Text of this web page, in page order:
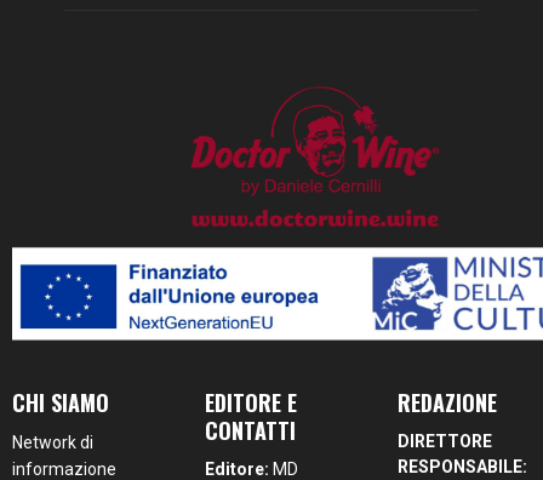
CHI SIAMO
Network di
informazione
EDITORE E
CONTATTI
Editore: MD
REDAZIONE
DIRETTORE
RESPONSABILE: